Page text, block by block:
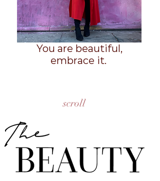
You are beautiful,
embrace it.
scroll